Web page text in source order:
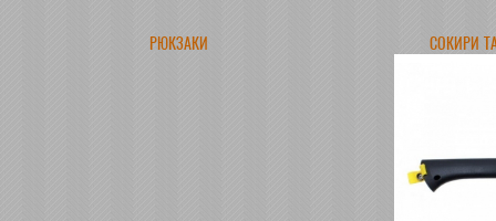
РЮКЗАКИ СОКИРИ